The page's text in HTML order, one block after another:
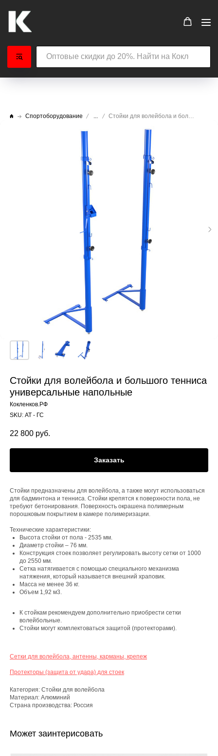
Спортоборудование
Стойки для волейбола и большого тенниса
универсальные напольные
Кокленков.РФ
SKU: АТ - ГС
22 800 руб.
Заказать
Стойки предназначены для волейбола, а также могут использоваться
для бадминтона и тенниса. Стойки крепятся к поверхности пола, не
требуют бетонирования. Поверхность окрашена полимерным
порошковым покрытием в камере полимеризации.
Технические характеристики:
Высота стойки от пола - 2535 мм.
Диаметр стойки – 76 мм.
Конструкция стоек позволяет регулировать высоту сетки от 1000
до 2550 мм.
Сетка натягивается с помощью специального механизма
натяжения, который называется внешний храповик.
Масса не менее 36 кг.
Объем 1,92 м3.
К стойкам рекомендуем дополнительно приобрести сетки
волейбольные.
Стойки могут комплектоваться защитой (протекторами).
Сетки для волейбола, антенны, карманы, крепеж
Протекторы (защита от удара) для стоек
Категория: Стойки для волейбола
Материал: Алюминий​
Страна производства: Россия
Может заинтерисовать